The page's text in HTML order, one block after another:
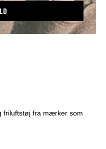
friluftstøj fra mærker som